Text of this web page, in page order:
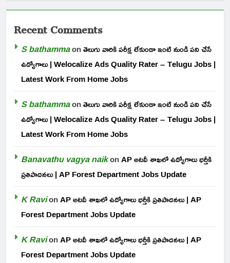
Recent Comments
S bathammaonతెలుగు వారికి పరీక్ష లేకుండా ఇంటి నుండి పని చేసే
ఉద్యోగాలు | Welocalize Ads Quality Rater – Telugu Jobs |
Latest Work From Home Jobs
S bathammaonతెలుగు వారికి పరీక్ష లేకుండా ఇంటి నుండి పని చేసే
ఉద్యోగాలు | Welocalize Ads Quality Rater – Telugu Jobs |
Latest Work From Home Jobs
Banavathu vagya naikonAP అటవీ శాఖలో ఉద్యోగాలు భర్తీకి
ప్రతిపాదనలు | AP Forest Department Jobs Update
K RavionAP అటవీ శాఖలో ఉద్యోగాలు భర్తీకి ప్రతిపాదనలు | AP
Forest Department Jobs Update
K RavionAP అటవీ శాఖలో ఉద్యోగాలు భర్తీకి ప్రతిపాదనలు | AP
Forest Department Jobs Update